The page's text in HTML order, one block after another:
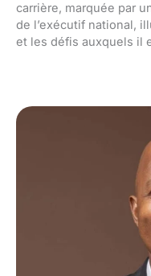
carrière, marquée par
de l’exécutif national,
et les défis auxquels il